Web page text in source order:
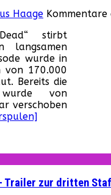
Haage
stirbt
langsamen
wurde in
von 170.000
Bereits die
von
verschoben
Trailer zur dritten